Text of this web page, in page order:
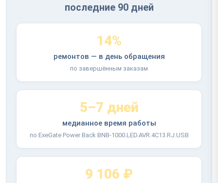
последние 90 дней
14%
ремонтов — в день обращения
по завершённым заказам
5–7 дней
медианное время работы
по ExeGate Power Back BNB-1000.LED.AVR.4C13.RJ.USB
9 106 ₽